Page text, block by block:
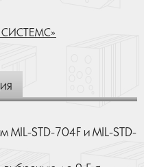
MIL-STD-704F и MIL-STD-